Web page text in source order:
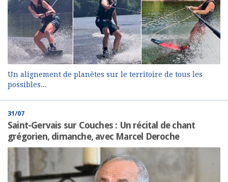
Un alignement de planètes sur le territoire de tous les
possibles...
31/07
Saint-Gervais sur Couches : Un récital de chant
grégorien, dimanche, avec Marcel Deroche